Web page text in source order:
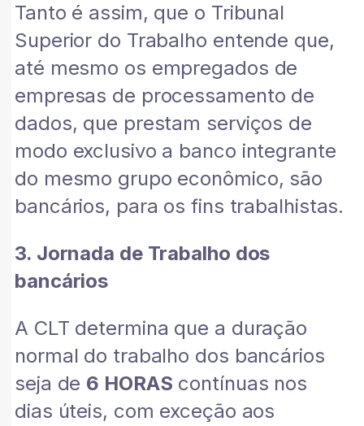
Tanto é assim, que o Tribunal
Superior do Trabalho entende que,
até mesmo os empregados de
empresas de processamento de
dados, que prestam serviços de
modo exclusivo a banco integrante
do mesmo grupo econômico, são
bancários, para os fins trabalhistas.
3. Jornada de Trabalho dos
bancários
A CLT determina que a duração
normal do trabalho dos bancários
seja de 6 HORAS contínuas nos
dias úteis, com exceção aos